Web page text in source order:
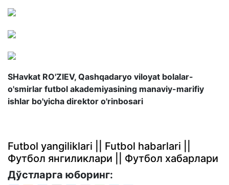
SHavkat RO'ZIEV, Qashqadaryo viloyat bolalar-
o'smirlar futbol akademiyasining manaviy-marifiy
ishlar bo'yicha direktor o'rinbosari
Futbol yangiliklari || Futbol habarlari ||
Футбол янгиликлари || Футбол хабарлари
Дўстларга юборинг: